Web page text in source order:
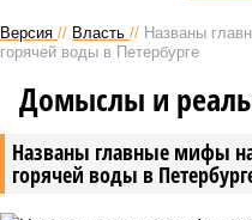
Версия // Власть // Названы
горячей воды в Петербурге
Названы главные мифы
горячей воды в
Домыслы и